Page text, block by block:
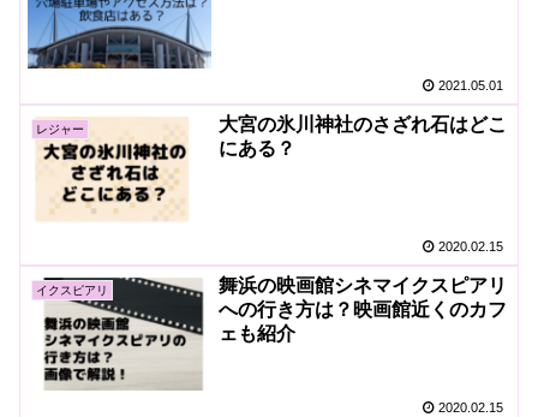
2021.05.01
レジャー
大宮の氷川神社のさざれ石はどこ
にある？
2020.02.15
イクスピアリ
舞浜の映画館シネマイクスピアリ
への行き方は？映画館近くのカフ
ェも紹介
2020.02.15